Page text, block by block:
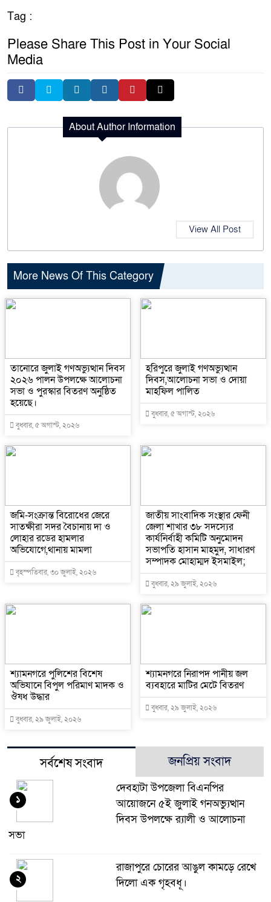
Tag :
Please Share This Post in Your Social
Media
About Author Information
View All Post
More News Of This Category
তানোরে জুলাই গণঅভ্যুত্থান দিবস
২০২৬ পালন উপলক্ষে আলোচনা
সভা ও পুরস্কার বিতরণ অনুষ্ঠিত
হয়েছে।
বুধবার, ৫ অগাস্ট, ২০২৬
হরিপুরে জুলাই গণঅভ্যুত্থান
দিবস,আলোচনা সভা ও দোয়া
মাহফিল পালিত ‎
বুধবার, ৫ অগাস্ট, ২০২৬
জমি-সংক্রান্ত বিরোধের জেরে
সাতক্ষীরা সদর বৈচানায় দা ও
লোহার রডের হামলার
অভিযোগে,থানায় মামলা
বৃহস্পতিবার, ৩০ জুলাই, ২০২৬
জাতীয় সাংবাদিক সংস্থার ফেনী
জেলা শাখার ৩৮ সদস্যের
কার্যনির্বাহী কমিটি অনুমোদন
সভাপতি হাসান মাহমুদ, সাধারণ
সম্পাদক মোহাম্মদ ইসমাইল;
বুধবার, ২৯ জুলাই, ২০২৬
শ্যামনগরে পুলিশের বিশেষ
অভিযানে বিপুল পরিমাণ মাদক ও
ঔষধ উদ্ধার
বুধবার, ২৯ জুলাই, ২০২৬
শ্যামনগরে নিরাপদ পানীয় জল
ব্যবহারে মাটির মেটে বিতরণ
বুধবার, ২৯ জুলাই, ২০২৬
সর্বশেষ সংবাদ জনপ্রিয় সংবাদ
দেবহাটা উপজেলা বিএনপির
আয়োজনে ৫ই জুলাই গনঅভ্যুত্থান
দিবস উপলক্ষে র‍্যালী ও আলোচনা
সভা
১
রাজাপুরে চোরের আঙুল কামড়ে রেখে
দিলো এক গৃহবধূ।
২